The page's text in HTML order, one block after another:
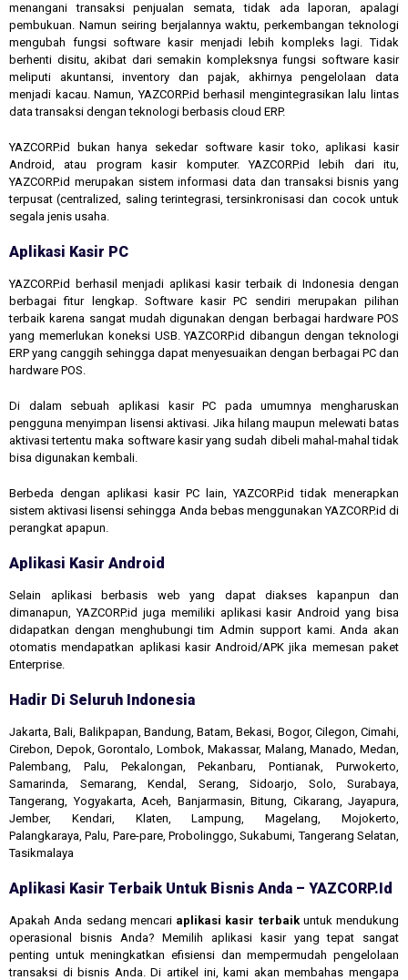
menangani transaksi penjualan semata, tidak ada laporan, apalagi
pembukuan. Namun seiring berjalannya waktu, perkembangan teknologi
mengubah fungsi software kasir menjadi lebih kompleks lagi. Tidak
berhenti disitu, akibat dari semakin kompleksnya fungsi software kasir
meliputi akuntansi, inventory dan pajak, akhirnya pengelolaan data
menjadi kacau. Namun, YAZCORP.id berhasil mengintegrasikan lalu lintas
data transaksi dengan teknologi berbasis cloud ERP.
YAZCORP.id bukan hanya sekedar software kasir toko, aplikasi kasir
Android, atau program kasir komputer. YAZCORP.id lebih dari itu,
YAZCORP.id merupakan sistem informasi data dan transaksi bisnis yang
terpusat (centralized, saling terintegrasi, tersinkronisasi dan cocok untuk
segala jenis usaha.
Aplikasi Kasir PC
YAZCORP.id berhasil menjadi aplikasi kasir terbaik di Indonesia dengan
berbagai fitur lengkap. Software kasir PC sendiri merupakan pilihan
terbaik karena sangat mudah digunakan dengan berbagai hardware POS
yang memerlukan koneksi USB. YAZCORP.id dibangun dengan teknologi
ERP yang canggih sehingga dapat menyesuaikan dengan berbagai PC dan
hardware POS.
Di dalam sebuah aplikasi kasir PC pada umumnya mengharuskan
pengguna menyimpan lisensi aktivasi. Jika hilang maupun melewati batas
aktivasi tertentu maka software kasir yang sudah dibeli mahal-mahal tidak
bisa digunakan kembali.
Berbeda dengan aplikasi kasir PC lain, YAZCORP.id tidak menerapkan
sistem aktivasi lisensi sehingga Anda bebas menggunakan YAZCORP.id di
perangkat apapun.
Aplikasi Kasir Android
Selain aplikasi berbasis web yang dapat diakses kapanpun dan
dimanapun, YAZCORP.id juga memiliki aplikasi kasir Android yang bisa
didapatkan dengan menghubungi tim Admin support kami. Anda akan
otomatis mendapatkan aplikasi kasir Android/APK jika memesan paket
Enterprise.
Hadir Di Seluruh Indonesia
Jakarta, Bali, Balikpapan, Bandung, Batam, Bekasi, Bogor, Cilegon, Cimahi,
Cirebon, Depok, Gorontalo, Lombok, Makassar, Malang, Manado, Medan,
Palembang, Palu, Pekalongan, Pekanbaru, Pontianak, Purwokerto,
Samarinda, Semarang, Kendal, Serang, Sidoarjo, Solo, Surabaya,
Tangerang, Yogyakarta, Aceh, Banjarmasin, Bitung, Cikarang, Jayapura,
Jember, Kendari, Klaten, Lampung, Magelang, Mojokerto,
Palangkaraya, Palu, Pare-pare, Probolinggo, Sukabumi, Tangerang Selatan,
Tasikmalaya
Aplikasi Kasir Terbaik Untuk Bisnis Anda – YAZCORP.id
Apakah Anda sedang mencari aplikasi kasir terbaikuntuk mendukung
operasional bisnis Anda? Memilih aplikasi kasir yang tepat sangat
penting untuk meningkatkan efisiensi dan mempermudah pengelolaan
transaksi di bisnis Anda. Di artikel ini, kami akan membahas mengapa